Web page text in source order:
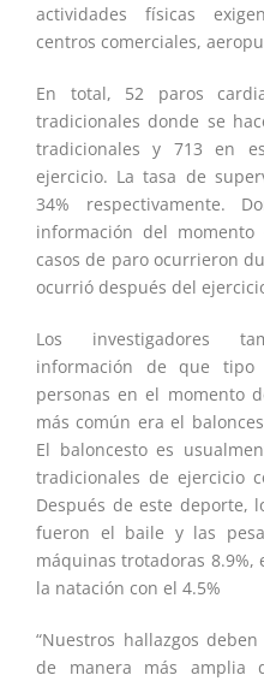
actividades físicas
centros comerciales,
En total, 52 paros
tradicionales donde se
tradicionales y 713 en
ejercicio. La tasa de
34% respectivamente.
información del
casos de paro ocurrieron
ocurrió después del
Los investigadores
información de que tipo
personas en el momento
más común era el
El baloncesto es
tradicionales de ejercicio
Después de este deporte,
fueron el baile y las
máquinas trotadoras 8.9%,
la natación con el 4.5%
“Nuestros hallazgos
de manera más amplia